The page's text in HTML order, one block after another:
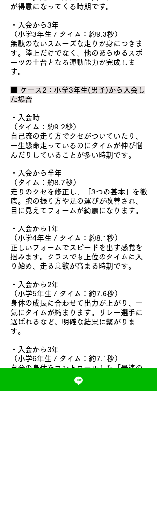
が得意になってくる時期です。
・入会から3年
（小学3年生 / タイム：約9.3秒）
無駄のないスムーズな走りが身につきま
す。陸上だけでなく、他のあらゆるスポ
ーツの土台となる運動能力が完成しま
す。
■ ケース2：小学3年生(男子)から入会し
た場合
・入会時
（タイム：約9.2秒）
自己流の走り方でクセがついていたり、
一生懸命走っているのにタイムが伸び悩
んだりしていることが多い時期です。
・入会から半年
（タイム：約8.7秒）
走りのクセを修正し、「3つの基本」を徹
底。腕の振り方や足の運びが改善され、
目に見えてフォームが綺麗になります。
・入会から1年
（小学4年生 / タイム：約8.1秒）
正しいフォームでスピードを出す感覚を
掴みます。クラスでも上位のタイムに入
り始め、走る意欲が高まる時期です。
・入会から2年
（小学5年生 / タイム：約7.6秒）
身体の成長に合わせて出力が上がり、一
気にタイムが縮まります。リレー選手に
選ばれるなど、明確な結果に繋がりま
す。
・入会から3年
（小学6年生 / タイム：約7.1秒）
自分の身体をコントロールした「最速の
走り」を確立。運動会や大会などで大き
な自信を持って走れるようになります。